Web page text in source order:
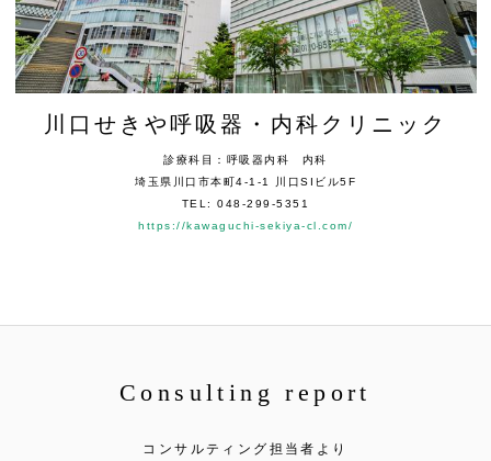
川口せきや呼吸器・内科クリニック
診療科目：呼吸器内科 内科
埼玉県川口市本町4-1-1 川口SIビル5F
TEL: 048-299-5351
https://kawaguchi-sekiya-cl.com/
Consulting report
コンサルティング担当者より